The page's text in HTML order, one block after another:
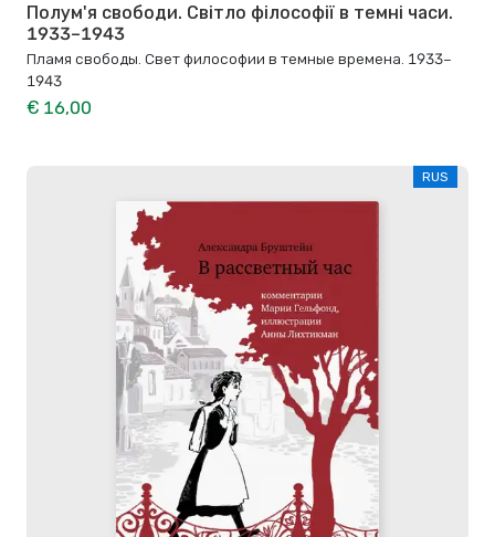
Полум'я свободи. Світло філософії в темні часи.
1933–1943
Пламя свободы. Свет философии в темные времена. 1933–
1943
€ 16,00
RUS